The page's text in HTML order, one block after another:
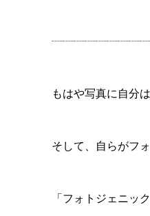
もはや写真に自分
そして、自らがフ
「フォトジェニッ